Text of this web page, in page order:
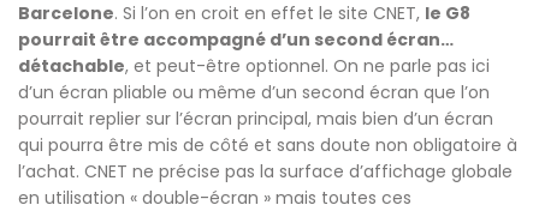
Barcelone. Si l’on en croit en effet le site CNET, le G8
pourrait être accompagné d’un second écran…
détachable, et peut-être optionnel. On ne parle pas ici
d’un écran pliable ou même d’un second écran que l’on
pourrait replier sur l’écran principal, mais bien d’un écran
qui pourra être mis de côté et sans doute non obligatoire à
l’achat. CNET ne précise pas la surface d’affichage globale
en utilisation « double-écran » mais toutes ces